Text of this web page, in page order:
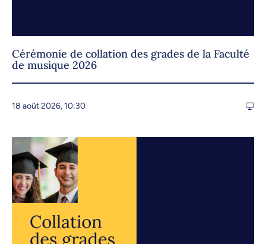
Cérémonie de collation des grades de la Faculté
de musique 2026
18 août 2026, 10:30